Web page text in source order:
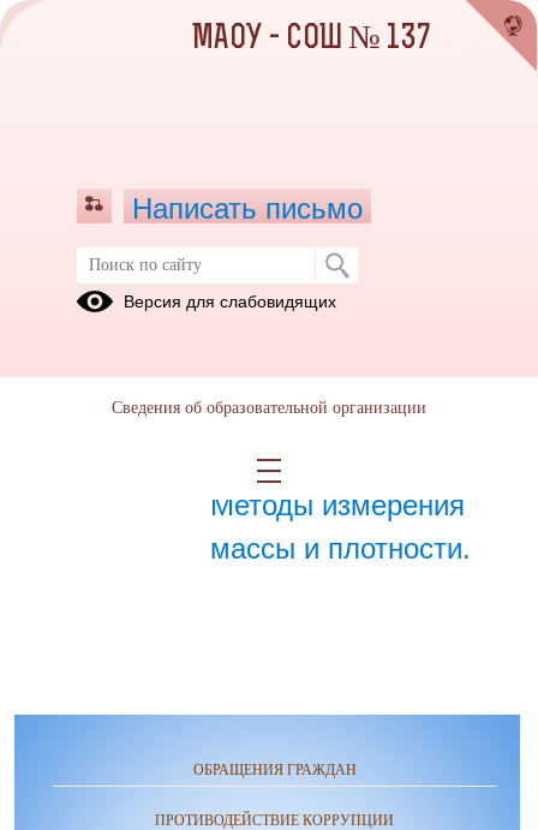
Декабрь 2023
Плотность вещества.
Методы измерения
массы и плотности.
ОБРАЩЕНИЯ ГРАЖДАН
ПРОТИВОДЕЙСТВИЕ КОРРУПЦИИ
МАОУ - СОШ № 137
Написать письмо
Версия для слабовидящих
Сведения об образовательной организации